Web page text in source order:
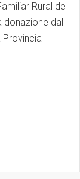
Rural de
donazione dal
Provincia